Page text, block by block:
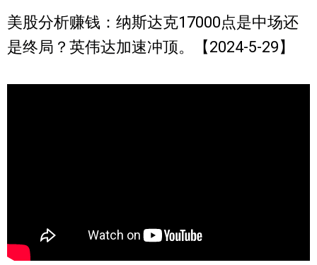
美股分析赚钱：纳斯达克17000点是中场还
是终局？英伟达加速冲顶。【2024-5-29】